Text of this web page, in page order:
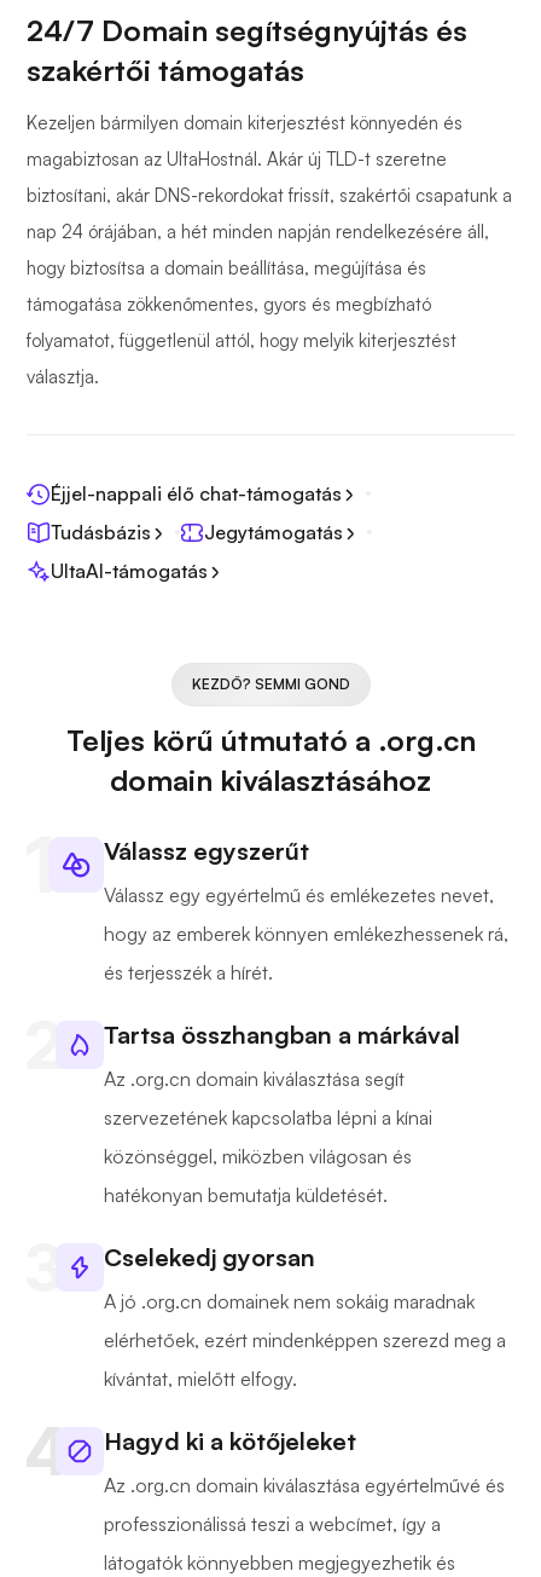
24/7 Domain segítségnyújtás és
szakértői támogatás
Kezeljen bármilyen domain kiterjesztést könnyedén és
magabiztosan az UltaHostnál. Akár új TLD-t szeretne
biztosítani, akár DNS-rekordokat frissít, szakértői csapatunk a
nap 24 órájában, a hét minden napján rendelkezésére áll,
hogy biztosítsa a domain beállítása, megújítása és
támogatása zökkenőmentes, gyors és megbízható
folyamatot, függetlenül attól, hogy melyik kiterjesztést
választja.
Éjjel-nappali élő chat-támogatás
Tudásbázis
Jegytámogatás
UltaAI-támogatás
KEZDŐ? SEMMI GOND
Teljes körű útmutató a .org.cn
domain kiválasztásához
Válassz egyszerűt
Válassz egy egyértelmű és emlékezetes nevet,
hogy az emberek könnyen emlékezhessenek rá,
és terjesszék a hírét.
Tartsa összhangban a márkával
Az .org.cn domain kiválasztása segít
szervezetének kapcsolatba lépni a kínai
közönséggel, miközben világosan és
hatékonyan bemutatja küldetését.
Cselekedj gyorsan
A jó .org.cn domainek nem sokáig maradnak
elérhetőek, ezért mindenképpen szerezd meg a
kívántat, mielőtt elfogy.
Hagyd ki a kötőjeleket
Az .org.cn domain kiválasztása egyértelművé és
professzionálissá teszi a webcímet, így a
látogatók könnyebben megjegyezhetik és